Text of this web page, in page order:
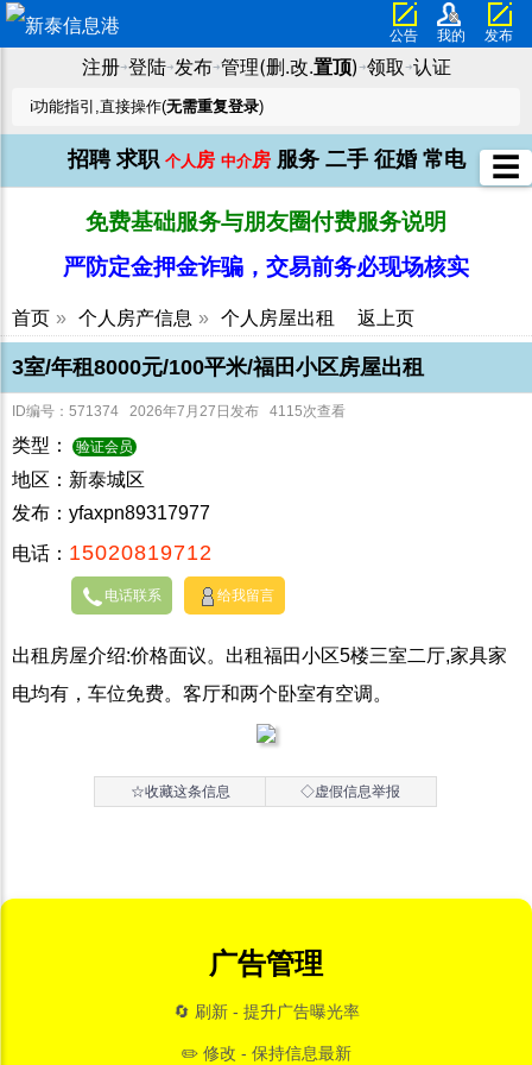
公告 我的 发布
注册➜登陆➜发布➜管理(删.改.置顶) ➜领取 ➜认证
ℹ️功能指引,直接操作(无需重复登录)
招聘 求职 个人 房 中介房 服务 二手 征婚 常电
免费基础服务与朋友圈付费服务说明
严防定金押金诈骗，交易前务必现场核实
首页 » 个人房产信息 » 个人房屋出租 返上页
3室/年租8000元/100平米/福田小区房屋出租
ID编号：571374 2026年7月27日发布 4115次查看
类型： 验证会员
地区：新泰城区
发布：yfaxpn89317977
电话： 15020819712
电话联系 给我留言
出租房屋介绍:价格面议。出租福田小区5楼三室二厅,家具家
电均有，车位免费。客厅和两个卧室有空调。
☆收藏这条信息 ◇虚假信息举报
广告管理
🔄 刷新 - 提升广告曝光率
✏️ 修改 - 保持信息最新
☰